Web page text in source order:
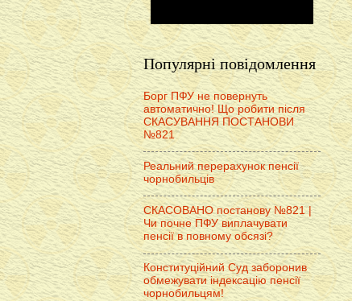
Популярні повідомлення
Борг ПФУ не повернуть
автоматично! Що робити після
СКАСУВАННЯ ПОСТАНОВИ
№821
Реальний перерахунок пенсії
чорнобильців
СКАСОВАНО постанову №821 |
Чи почне ПФУ виплачувати
пенсії в повному обсязі?
Конституційний Суд заборонив
обмежувати індексацію пенсії
чорнобильцям!